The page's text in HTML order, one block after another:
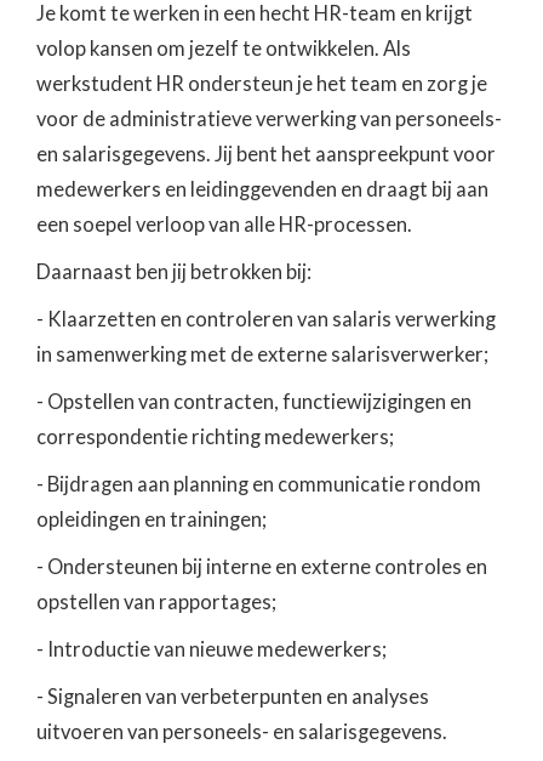
Je komt te werken in een hecht HR-team en krijgt
volop kansen om jezelf te ontwikkelen. Als
werkstudent HR ondersteun je het team en zorg je
voor de administratieve verwerking van personeels-
en salarisgegevens. Jij bent het aanspreekpunt voor
medewerkers en leidinggevenden en draagt bij aan
een soepel verloop van alle HR-processen.
Daarnaast ben jij betrokken bij:
- Klaarzetten en controleren van salaris verwerking
in samenwerking met de externe salarisverwerker;
- Opstellen van contracten, functiewijzigingen en
correspondentie richting medewerkers;
- Bijdragen aan planning en communicatie rondom
opleidingen en trainingen;
- Ondersteunen bij interne en externe controles en
opstellen van rapportages;
- Introductie van nieuwe medewerkers;
- Signaleren van verbeterpunten en analyses
uitvoeren van personeels- en salarisgegevens.